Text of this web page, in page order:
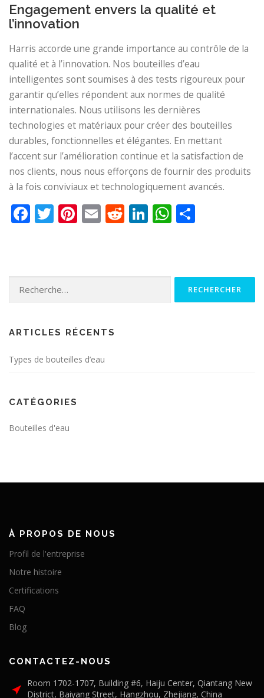
Engagement envers la qualité et
l’innovation
Harris accorde une grande importance au contrôle de la
qualité et à l’innovation. Nos bouteilles d’eau
intelligentes sont soumises à des tests rigoureux pour
garantir qu’elles répondent aux normes de qualité
internationales. Nous utilisons les dernières
technologies et matériaux pour créer des bouteilles
durables, fonctionnelles et élégantes. En mettant
l’accent sur l’amélioration continue et la satisfaction de
nos clients, nous nous efforçons de fournir des produits
à la fois conviviaux et technologiquement avancés.
Facebook
Twitter
Pinterest
EmailReddit
LinkedIn
WhatsApp
Rechercher :
ARTICLES RÉCENTS
Types de bouteilles d’eau
CATÉGORIES
Bouteilles d'eau
À PROPOS DE NOUS
Profil de l'entreprise
Notre histoire
Certifications
FAQ
Blog
CONTACTEZ-NOUS
Room 1702-1707, Building #6, Haiju Center, Qiantang New
District, Baiyang Street, Hangzhou, Zhejiang, China